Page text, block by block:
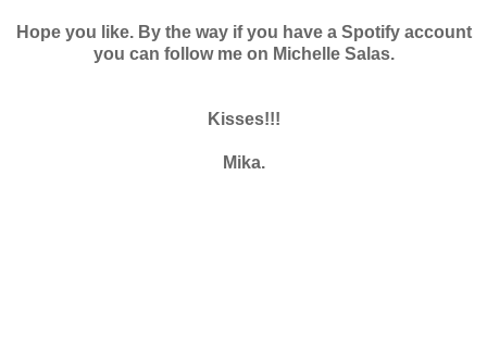
Hope you like. By the way if you have a Spotify account
you can follow me on Michelle Salas.
Kisses!!!
Mika.